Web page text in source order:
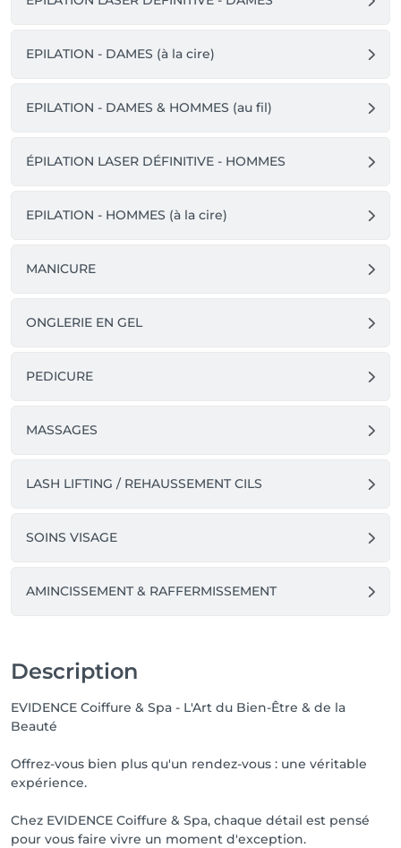
EPILATION - DAMES (à la cire)
EPILATION - DAMES & HOMMES (au fil)
ÉPILATION LASER DÉFINITIVE - HOMMES
EPILATION - HOMMES (à la cire)
MANICURE
ONGLERIE EN GEL
PEDICURE
MASSAGES
LASH LIFTING / REHAUSSEMENT CILS
SOINS VISAGE
AMINCISSEMENT & RAFFERMISSEMENT
Description
EVIDENCE Coiffure & Spa - L'Art du Bien-Être & de la
Beauté
Offrez-vous bien plus qu'un rendez-vous : une véritable
expérience.
Chez EVIDENCE Coiffure & Spa, chaque détail est pensé
pour vous faire vivre un moment d'exception.